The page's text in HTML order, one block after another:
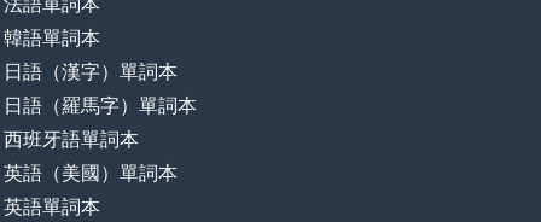
韓語單詞本
日語（漢字）單詞本
日語（羅馬字）單詞本
西班牙語單詞本
英語（美國）單詞本
英語單詞本